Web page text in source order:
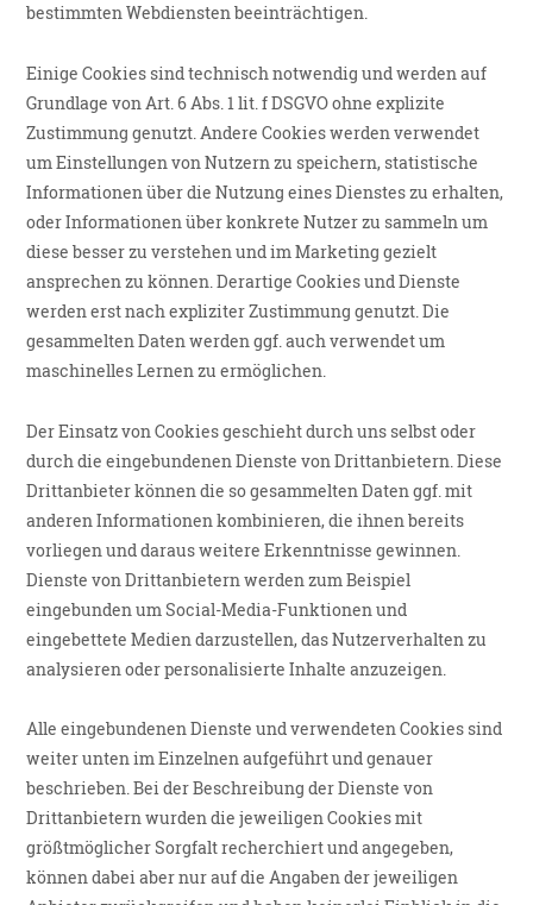
bestimmten Webdiensten beeinträchtigen.
Einige Cookies sind technisch notwendig und werden auf
Grundlage von Art. 6 Abs. 1 lit. f DSGVO ohne explizite
Zustimmung genutzt. Andere Cookies werden verwendet
um Einstellungen von Nutzern zu speichern, statistische
Informationen über die Nutzung eines Dienstes zu erhalten,
oder Informationen über konkrete Nutzer zu sammeln um
diese besser zu verstehen und im Marketing gezielt
ansprechen zu können. Derartige Cookies und Dienste
werden erst nach expliziter Zustimmung genutzt. Die
gesammelten Daten werden ggf. auch verwendet um
maschinelles Lernen zu ermöglichen.
Der Einsatz von Cookies geschieht durch uns selbst oder
durch die eingebundenen Dienste von Drittanbietern. Diese
Drittanbieter können die so gesammelten Daten ggf. mit
anderen Informationen kombinieren, die ihnen bereits
vorliegen und daraus weitere Erkenntnisse gewinnen.
Dienste von Drittanbietern werden zum Beispiel
eingebunden um Social-Media-Funktionen und
eingebettete Medien darzustellen, das Nutzerverhalten zu
analysieren oder personalisierte Inhalte anzuzeigen.
Alle eingebundenen Dienste und verwendeten Cookies sind
weiter unten im Einzelnen aufgeführt und genauer
beschrieben. Bei der Beschreibung der Dienste von
Drittanbietern wurden die jeweiligen Cookies mit
größtmöglicher Sorgfalt recherchiert und angegeben,
können dabei aber nur auf die Angaben der jeweiligen